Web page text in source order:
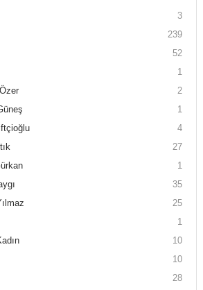
3
239
52
1
2
1
4
27
1
35
25
1
10
10
28